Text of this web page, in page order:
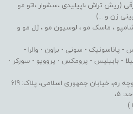
(ریش تراش ،اپیلیدی ،سشوار ،اتو مو
زن و ...)
، ماسک مو ، لوسیون مو ، ژل مو و
پاناسونیک - سونی - براون - والرا -
- بابیلیس - پرومکس - پروویو - سورکر -
آدرس : جمهوری اسلامی، کوچه رم، خیابان جمهوری اسلامی، پلاک: 619
5،